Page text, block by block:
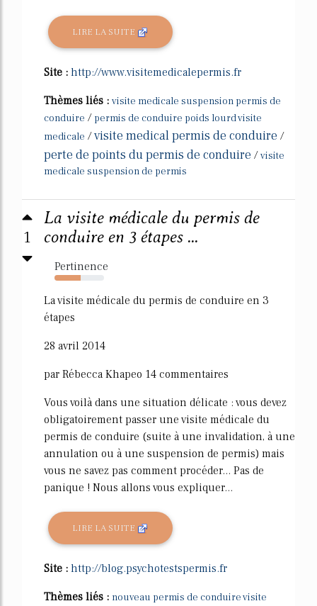
LIRE LA SUITE
Site : http://www.visitemedicalepermis.fr
Thèmes liés : visite medicale suspension permis de
conduire / permis de conduire poids lourd visite
medicale /visite medical permis de conduire /
perte de points du permis de conduire /visite
medicale suspension de permis
1
La visite médicale du permis de
conduire en 3 étapes ...
Pertinence
53%
La visite médicale du permis de conduire en 3
étapes
28 avril 2014
par Rébecca Khapeo 14 commentaires
Vous voilà dans une situation délicate : vous devez
obligatoirement passer une visite médicale du
permis de conduire (suite à une invalidation, à une
annulation ou à une suspension de permis) mais
vous ne savez pas comment procéder... Pas de
panique ! Nous allons vous expliquer...
LIRE LA SUITE
Site : http://blog.psychotestspermis.fr
Thèmes liés : nouveau permis de conduire visite